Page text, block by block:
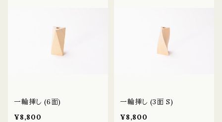
一輪挿し (6面)
¥8,800
一輪挿し (3面 S)
¥8,800